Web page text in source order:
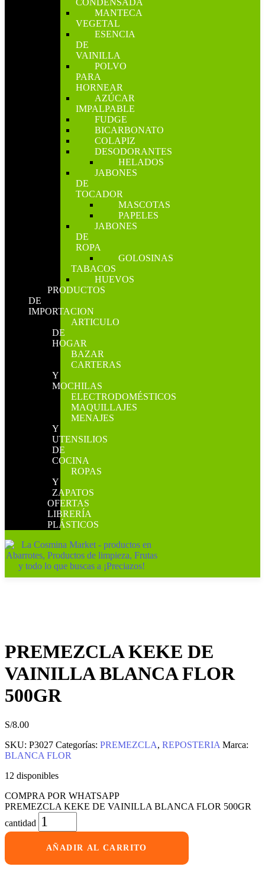
MANTECA
VEGETAL
ESENCIA
DE
VAINILLA
POLVO
PARA
HORNEAR
AZÚCAR
IMPALPABLE
FUDGE
BICARBONATO
COLAPIZ
DESODORANTES
HELADOS
JABONES
DE
TOCADOR
MASCOTAS
PAPELES
JABONES
DE
ROPA
GOLOSINAS
TABACOS
HUEVOS
PRODUCTOS
DE
IMPORTACION
ARTICULO
DE
HOGAR
BAZAR
CARTERAS
Y
MOCHILAS
ELECTRODOMÉSTICOS
MAQUILLAJES
MENAJES
Y
UTENSILIOS
DE
COCINA
ROPAS
Y
ZAPATOS
OFERTAS
LIBRERÍA
PLÁSTICOS
PREMEZCLA KEKE DE
VAINILLA BLANCA FLOR
500GR
S/8.00
SKU: P3027 Categorías: PREMEZCLA, REPOSTERIA Marca:
BLANCA FLOR
12 disponibles
COMPRA POR WHATSAPP
PREMEZCLA KEKE DE VAINILLA BLANCA FLOR 500GR
cantidad
AÑADIR AL CARRITO